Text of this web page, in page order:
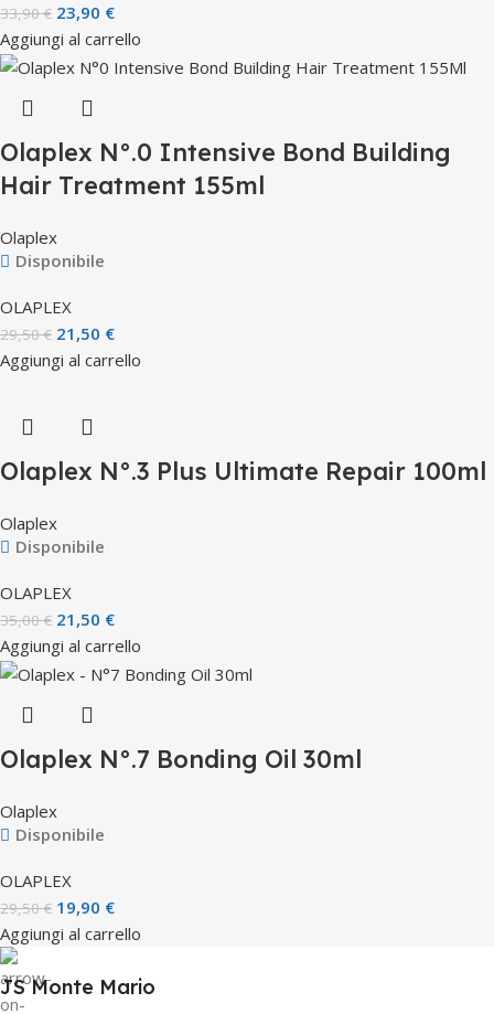
33,90€ 23,90 €
Aggiungi al carrello
Olaplex N°.0 Intensive Bond Building
Hair Treatment 155ml
Olaplex
Disponibile
OLAPLEX
29,50€ 21,50 €
Aggiungi al carrello
Olaplex N°.3 Plus Ultimate Repair 100ml
Olaplex
Disponibile
OLAPLEX
35,00€ 21,50 €
Aggiungi al carrello
Olaplex N°.7 Bonding Oil 30ml
Olaplex
Disponibile
OLAPLEX
29,50€ 19,90 €
Aggiungi al carrello
JS Monte Mario